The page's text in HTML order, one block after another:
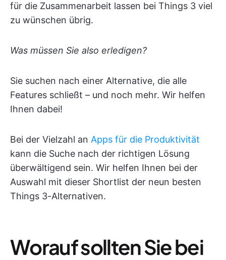
für die Zusammenarbeit lassen bei Things 3 viel
zu wünschen übrig.
Was müssen Sie also erledigen?
Sie suchen nach einer Alternative, die alle
Features schließt – und noch mehr. Wir helfen
Ihnen dabei!
Bei der Vielzahl an Apps für die Produktivität
kann die Suche nach der richtigen Lösung
überwältigend sein. Wir helfen Ihnen bei der
Auswahl mit dieser Shortlist der neun besten
Things 3-Alternativen.
Worauf sollten Sie bei